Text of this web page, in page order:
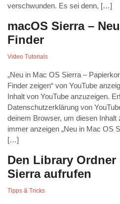
verschwunden. Es sei denn, […]
macOS Sierra –
Finder
Video Tutorials
„Neu in Mac OS Sierra –
Finder zeigen“ von YouTube
Inhalt von YouTube anzuzeigen.
Datenschutzerklärung von
deinem Browser, um diesen Inhalt
immer anzeigen „Neu in Mac OS
[…]
Den Library Ordner
Sierra aufrufen
Tipps & Tricks